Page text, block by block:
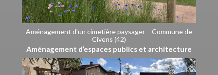
Aménagement d’un cimetière paysager – Commune de
Civens (42)
Aménagement d’espaces publics et architecture